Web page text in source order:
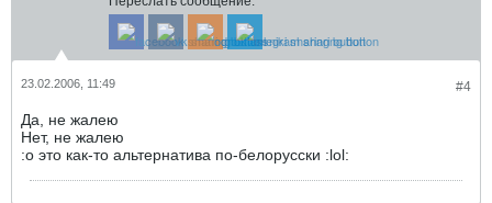
#4
23.02.2006, 11:49
Да, не жалею
Нет, не жалею
:o это как-то альтернатива по-белорусски :lol: